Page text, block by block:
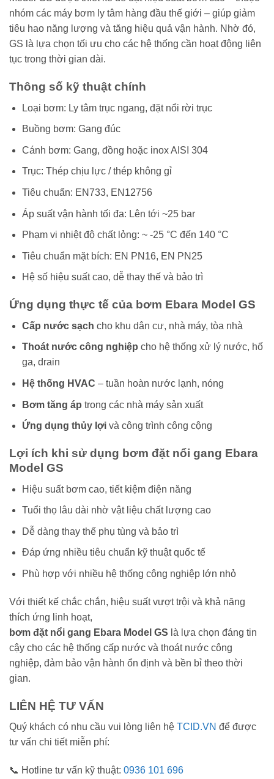
nhóm các máy bơm ly tâm hàng đầu thế giới – giúp giảm
tiêu hao năng lượng và tăng hiệu quả vận hành. Nhờ đó,
GS là lựa chọn tối ưu cho các hệ thống cần hoạt động liên
tục trong thời gian dài.
Thông số kỹ thuật chính
Loại bơm: Ly tâm trục ngang, đặt nổi rời trục
Buồng bơm: Gang đúc
Cánh bơm: Gang, đồng hoặc inox AISI 304
Trục: Thép chịu lực / thép không gỉ
Tiêu chuẩn: EN733, EN12756
Áp suất vận hành tối đa: Lên tới ~25 bar
Phạm vi nhiệt độ chất lỏng: ~ -25 °C đến 140 °C
Tiêu chuẩn mặt bích: EN PN16, EN PN25
Hệ số hiệu suất cao, dễ thay thế và bảo trì
Ứng dụng thực tế của bơm Ebara Model GS
Cấp nước sạch cho khu dân cư, nhà máy, tòa nhà
Thoát nước công nghiệp cho hệ thống xử lý nước, hố
ga, drain
Hệ thống HVAC – tuần hoàn nước lạnh, nóng
Bơm tăng áp trong các nhà máy sản xuất
Ứng dụng thủy lợivà công trình công cộng
Lợi ích khi sử dụng bơm đặt nổi gang Ebara
Model GS
Hiệu suất bơm cao, tiết kiệm điện năng
Tuổi thọ lâu dài nhờ vật liệu chất lượng cao
Dễ dàng thay thế phụ tùng và bảo trì
Đáp ứng nhiều tiêu chuẩn kỹ thuật quốc tế
Phù hợp với nhiều hệ thống công nghiệp lớn nhỏ
Với thiết kế chắc chắn, hiệu suất vượt trội và khả năng
thích ứng linh hoạt,
bơm đặt nổi gang Ebara Model GS là lựa chọn đáng tin
cậy cho các hệ thống cấp nước và thoát nước công
nghiệp, đảm bảo vận hành ổn định và bền bỉ theo thời
gian.
LIÊN HỆ TƯ VẤN
Quý khách có nhu cầu vui lòng liên hệ TCID.VN để được
tư vấn chi tiết miễn phí:
📞 Hotline tư vấn kỹ thuật: 0936 101 696